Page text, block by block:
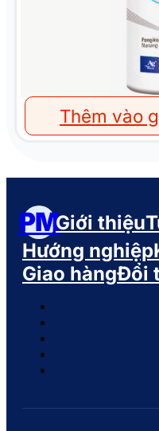
Thêm vào
PMGiới thiệu
Hướng nghiệp
Giao hàngĐổi